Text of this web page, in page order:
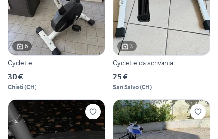
6
Cyclette
30 €
Chieti(CH)
3
Cyclette da scrivania
25 €
San Salvo(CH)